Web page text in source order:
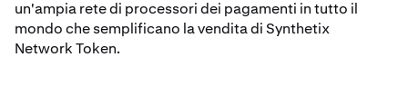
un'ampia rete di processori dei pagamenti in tutto il
mondo che semplificano la vendita di Synthetix
Network Token.